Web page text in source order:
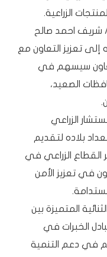
الزراعية.
/ شريف احمد صالح
تعزيز التعاون مع
سيسهم في
الصعيد،
الزراعي
بلاده لتقديم
القطاع الزراعي في
في تعزيز الأمن
المتميزة بين
الخبرات في
في دعم التنمية